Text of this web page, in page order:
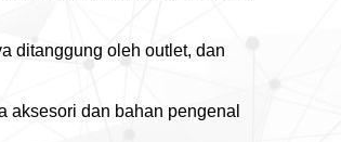
ditanggung oleh outlet, dan
aksesori dan bahan pengenal